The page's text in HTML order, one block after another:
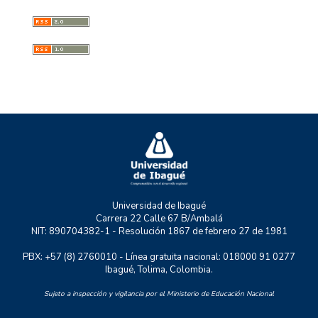
GESS
MYSCO
RASTRO URBANO
Universidad de Ibagué
Carrera 22 Calle 67 B/Ambalá
NIT: 890704382-1 - Resolución 1867 de febrero 27 de 1981
PBX: +57 (8) 2760010 - Línea gratuita nacional: 018000 91 0277
Ibagué, Tolima, Colombia.
Sujeto a inspección y vigilancia por el Ministerio de Educación Nacional